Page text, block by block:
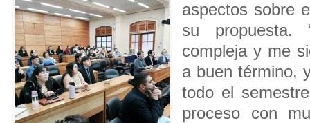
aspectos sobre
su propuesta.
compleja y me
a buen término,
todo el
proceso con